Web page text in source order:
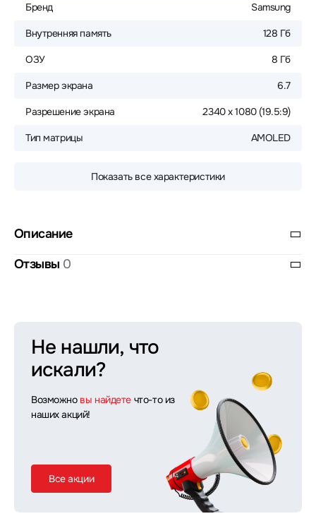
Бренд Samsung
Внутренняя память 128 Гб
ОЗУ 8 Гб
Размер экрана 6.7
Разрешение экрана 2340 x 1080 (19.5:9)
Тип матрицы AMOLED
Показать все характеристики
Описание
Отзывы 0
Не нашли, что
искали?
Возможно вы найдете что-то из
наших акций!
Все акции